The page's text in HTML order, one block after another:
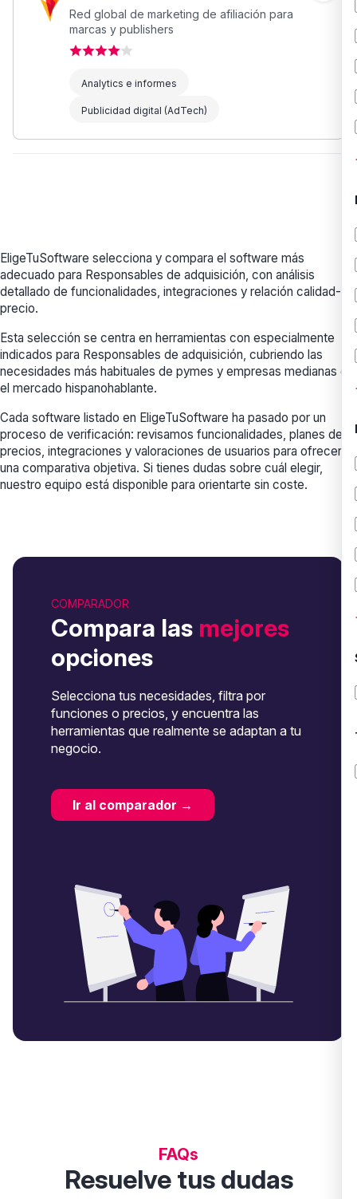
Red global de marketing de afiliación para
marcas y publishers
Analytics e informes
Publicidad digital (AdTech)
EligeTuSoftware selecciona y compara el software más
adecuado para Responsables de adquisición, con análisis
detallado de funcionalidades, integraciones y relación calidad-
precio.
Esta selección se centra en herramientas con especialmente
indicados para Responsables de adquisición, cubriendo las
necesidades más habituales de pymes y empresas medianas en
el mercado hispanohablante.
Cada software listado en EligeTuSoftware ha pasado por un
proceso de verificación: revisamos funcionalidades, planes de
precios, integraciones y valoraciones de usuarios para ofrecerte
una comparativa objetiva. Si tienes dudas sobre cuál elegir,
nuestro equipo está disponible para orientarte sin coste.
COMPARADOR
Compara las mejores
opciones
Selecciona tus necesidades, filtra por
funciones o precios, y encuentra las
herramientas que realmente se adaptan a tu
negocio.
Ir al comparador →
FAQs
Resuelve tus dudas